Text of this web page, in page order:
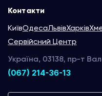
Контакти
КиївОдесаЛьвівХарків
Сервійсний Центр
Україна, 03138, пр-т
(067) 214-36-13